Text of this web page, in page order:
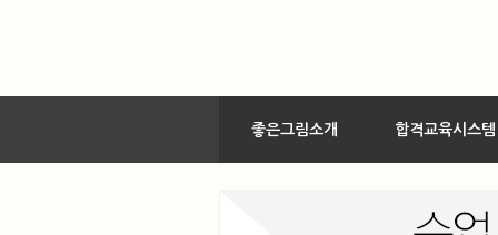
좋은그림소개 합격교육시스템